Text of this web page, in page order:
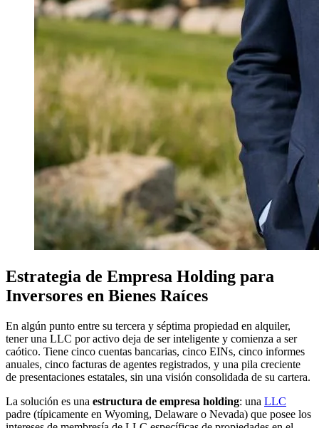
Estrategia de Empresa Holding para
Inversores en Bienes Raíces
En algún punto entre su tercera y séptima propiedad en alquiler,
tener una LLC por activo deja de ser inteligente y comienza a ser
caótico. Tiene cinco cuentas bancarias, cinco EINs, cinco informes
anuales, cinco facturas de agentes registrados, y una pila creciente
de presentaciones estatales, sin una visión consolidada de su cartera.
La solución es una estructura de empresa holding: una LLC
padre (típicamente en Wyoming, Delaware o Nevada) que posee los